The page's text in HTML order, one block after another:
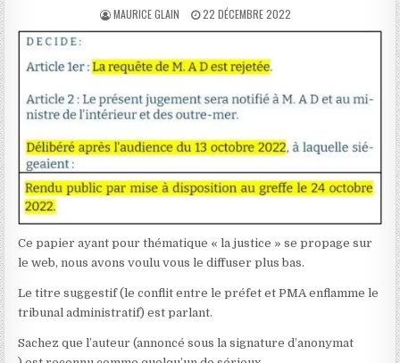
AUTHOR:
MAURICE GLAIN
PUBLISHED
DATE:
22 DÉCEMBRE 2022
Ce papier ayant pour thématique « la justice » se propage sur
le web, nous avons voulu vous le diffuser plus bas.
Le titre suggestif (le conflit entre le préfet et PMA enflamme le
tribunal administratif) est parlant.
Sachez que l’auteur (annoncé sous la signature d’anonymat